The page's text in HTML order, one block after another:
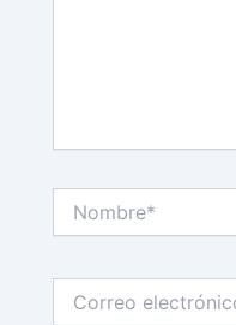
electrónico*